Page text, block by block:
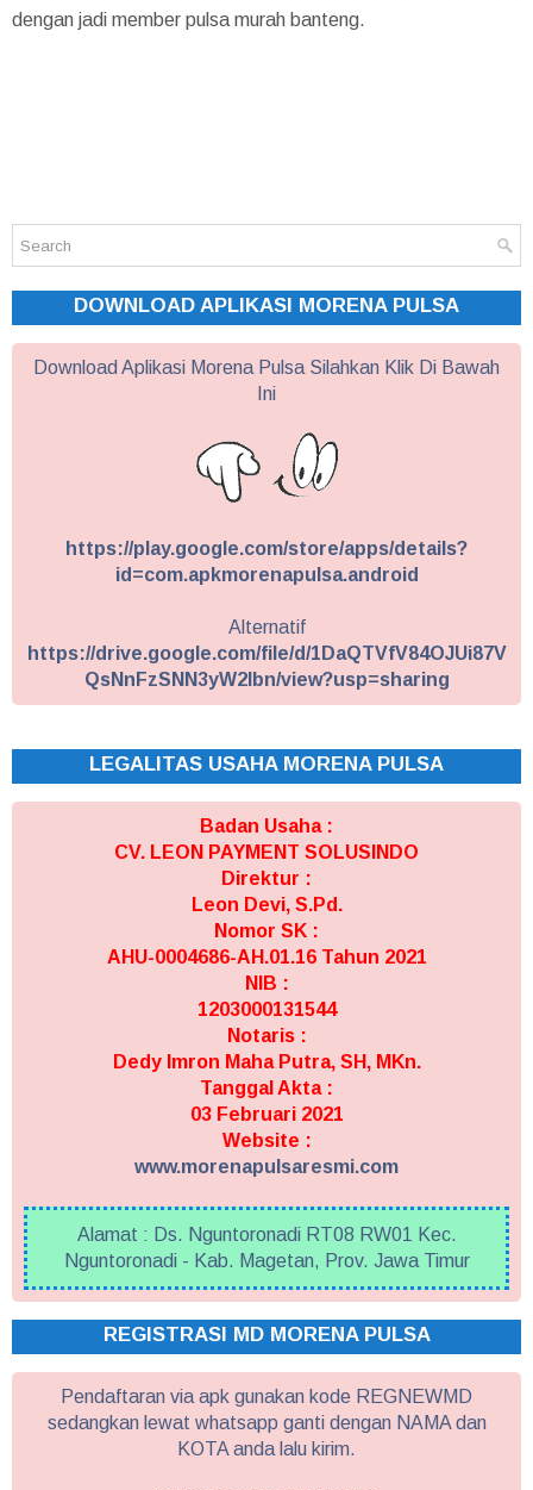
dengan jadi member pulsa murah banteng.
DOWNLOAD APLIKASI MORENA PULSA
Download Aplikasi Morena Pulsa Silahkan Klik Di Bawah
Ini
https://play.google.com/store/apps/details?
id=com.apkmorenapulsa.android
Alternatif
https://drive.google.com/file/d/1DaQTVfV84OJUi87V
QsNnFzSNN3yW2Ibn/view?usp=sharing
LEGALITAS USAHA MORENA PULSA
Badan Usaha :
CV. LEON PAYMENT SOLUSINDO
Direktur :
Leon Devi, S.Pd.
Nomor SK :
AHU-0004686-AH.01.16 Tahun 2021
NIB :
1203000131544
Notaris :
Dedy Imron Maha Putra, SH, MKn.
Tanggal Akta :
03 Februari 2021
Website :
www.morenapulsaresmi.com
Alamat : Ds. Nguntoronadi RT08 RW01 Kec.
Nguntoronadi - Kab. Magetan, Prov. Jawa Timur
REGISTRASI MD MORENA PULSA
Pendaftaran via apk gunakan kode REGNEWMD
sedangkan lewat whatsapp ganti dengan NAMA dan
KOTA anda lalu kirim.